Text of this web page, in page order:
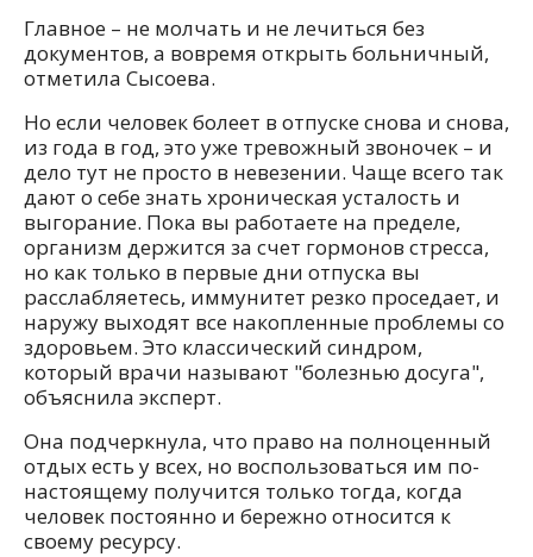
Главное – не молчать и не лечиться без
документов, а вовремя открыть больничный,
отметила Сысоева.
Но если человек болеет в отпуске снова и снова,
из года в год, это уже тревожный звоночек – и
дело тут не просто в невезении. Чаще всего так
дают о себе знать хроническая усталость и
выгорание. Пока вы работаете на пределе,
организм держится за счет гормонов стресса,
но как только в первые дни отпуска вы
расслабляетесь, иммунитет резко проседает, и
наружу выходят все накопленные проблемы со
здоровьем. Это классический синдром,
который врачи называют "болезнью досуга",
объяснила эксперт.
Она подчеркнула, что право на полноценный
отдых есть у всех, но воспользоваться им по-
настоящему получится только тогда, когда
человек постоянно и бережно относится к
своему ресурсу.